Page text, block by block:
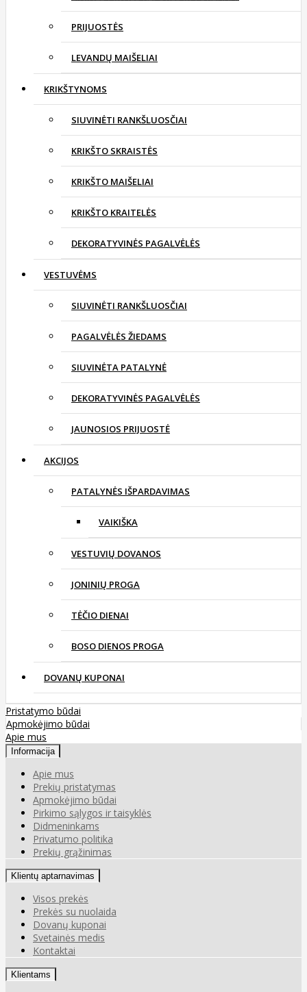
PRIJUOSTĖS
LEVANDŲ MAIŠELIAI
KRIKŠTYNOMS
SIUVINĖTI RANKŠLUOSČIAI
KRIKŠTO SKRAISTĖS
KRIKŠTO MAIŠELIAI
KRIKŠTO KRAITELĖS
DEKORATYVINĖS PAGALVĖLĖS
VESTUVĖMS
SIUVINĖTI RANKŠLUOSČIAI
PAGALVĖLĖS ŽIEDAMS
SIUVINĖTA PATALYNĖ
DEKORATYVINĖS PAGALVĖLĖS
JAUNOSIOS PRIJUOSTĖ
AKCIJOS
PATALYNĖS IŠPARDAVIMAS
VAIKIŠKA
VESTUVIŲ DOVANOS
JONINIŲ PROGA
TĖČIO DIENAI
BOSO DIENOS PROGA
DOVANŲ KUPONAI
Pristatymo būdai
Apmokėjimo būdai
Apie mus
Informacija
Apie mus
Prekių pristatymas
Apmokėjimo būdai
Pirkimo sąlygos ir taisyklės
Didmeninkams
Privatumo politika
Prekių grąžinimas
Klientų aptarnavimas
Visos prekės
Prekės su nuolaida
Dovanų kuponai
Svetainės medis
Kontaktai
Klientams